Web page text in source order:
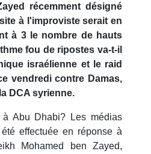
récemment désigné
à l'improviste serait en
à 3 le nombre de hauts
fou de ripostes va-t-il
israélienne et le raid
vendredi contre Damas,
DCA syrienne.
Abu Dhabi? Les médias
effectuée en réponse à
Mohamed ben Zayed,